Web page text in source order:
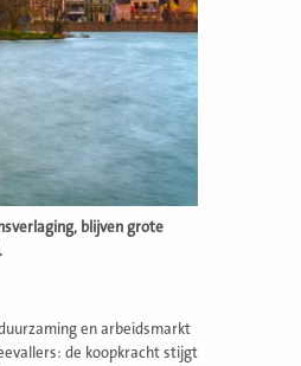
blijven grote
en arbeidsmarkt
de koopkracht stijgt